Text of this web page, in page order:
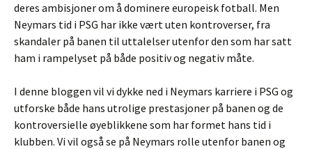
deres ambisjoner om å dominere europeisk fotball. Men
Neymars tid i PSG har ikke vært uten kontroverser, fra
skandaler på banen til uttalelser utenfor den som har satt
ham i rampelyset på både positiv og negativ måte.
I denne bloggen vil vi dykke ned i Neymars karriere i PSG og
utforske både hans utrolige prestasjoner på banen og de
kontroversielle øyeblikkene som har formet hans tid i
klubben. Vi vil også se på Neymars rolle utenfor banen og